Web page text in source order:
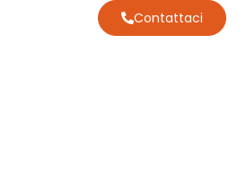
Contattaci